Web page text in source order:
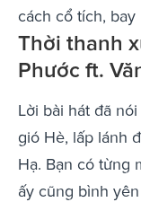
cách cổ tích, bay
Thời thanh
Phước ft.
Lời bài hát đã
gió Hè, lấp lánh
Hạ. Bạn có từng
ấy cũng bình